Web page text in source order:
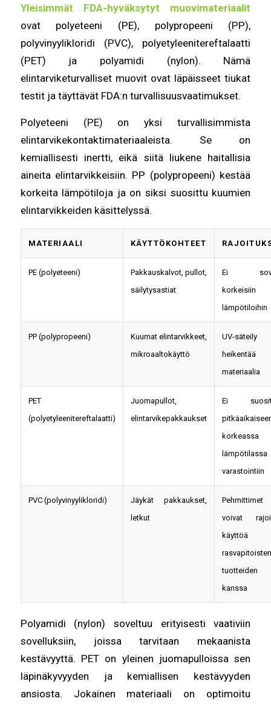
Yleisimmät FDA-hyväksytyt muovimateriaalit
ovat polyeteeni (PE), polypropeeni (PP),
polyvinyylikloridi (PVC), polyetyleenitereftalaatti
(PET) ja polyamidi (nylon). Nämä
elintarviketurvalliset muovit ovat läpäisseet tiukat
testit ja täyttävät FDA:n turvallisuusvaatimukset.
Polyeteeni (PE) on yksi turvallisimmista
elintarvikekontaktimateriaaleista. Se on
kemiallisesti inertti, eikä siitä liukene haitallisia
aineita elintarvikkeisiin. PP (polypropeeni) kestää
korkeita lämpötiloja ja on siksi suosittu kuumien
elintarvikkeiden käsittelyssä.
MATERIAALI KÄYTTÖKOHTEET
PE (polyeteeni)
Pakkauskalvot, pullot,
säilytysastiat
Ei
korkeisiin
lämpötiloihin
PP (polypropeeni)
Kuumat elintarvikkeet,
mikroaaltokäyttö
UV-säteily
heikentää
materiaalia
PET
(polyetyleenitereftalaatti)
Juomapullot,
elintarvikepakkaukset
Ei
korkeassa
lämpötilassa
varastointiin
PVC (polyvinyylikloridi)
Jäykät pakkaukset,
letkut
Pehmittimet
voivat
käyttöä
rasvapitoisten
tuotteiden
kanssa
Polyamidi (nylon) soveltuu erityisesti vaativiin
sovelluksiin, joissa tarvitaan mekaanista
kestävyyttä. PET on yleinen juomapulloissa sen
läpinäkyvyyden ja kemiallisen kestävyyden
ansiosta. Jokainen materiaali on optimoitu